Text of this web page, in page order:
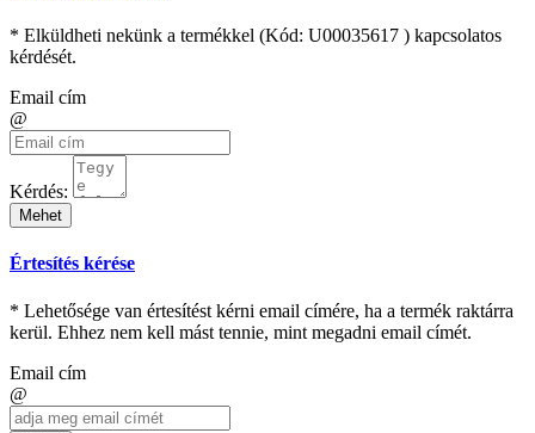
* Elküldheti nekünk a termékkel (Kód: U00035617 ) kapcsolatos
kérdését.
Email cím
@
Kérdés:
Mehet
Értesítés kérése
* Lehetősége van értesítést kérni email címére, ha a termék raktárra
kerül. Ehhez nem kell mást tennie, mint megadni email címét.
Email cím
@